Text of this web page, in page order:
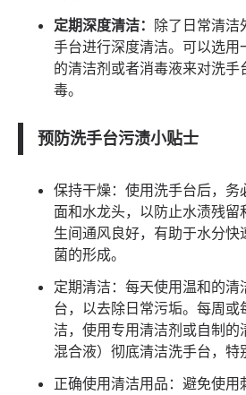
定期深度清洁： 除了日常清洁
手台进行深度清洁。可以选用
的清洁剂或者消毒液来对洗手
毒。
预防洗手台污渍小贴士
保持干燥：使用洗手台后，务
面和水龙头，以防止水渍残留
生间通风良好，有助于水分
菌的形成。
定期清洁：每天使用温和的
台，以去除日常污垢。每周或
洁，使用专用清洁剂或自制的
混合液）彻底清洁洗手台，特
正确使用清洁用品：避免使